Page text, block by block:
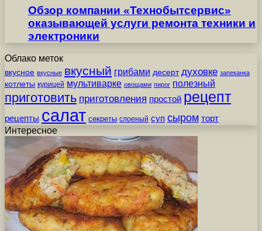
Обзор компании «Технобытсервис»
оказывающей услуги ремонта техники и
электроники
Облако меток
вкусное вкусные вкусный грибами десерт духовке запеканка
котлеты курицей мультиварке овощами пирог полезный
приготовить приготовления простой рецепт
рецепты салат секреты слоеный суп сыром торт
Интересное